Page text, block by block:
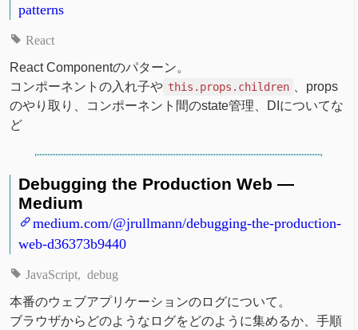
patterns
React
React Componentのパターン。
コンポーネントの入れ子や this.props.children
、props
のやり取り、コンポーネント間のstate管理、DIについてな
ど
Debugging the Production Web —
Medium
medium.com/@jrullmann/debugging-the-production-
web-d36373b9440
JavaScript debug
本番のウェブアプリケーションのログについて。
ブラウザからどのようなログをどのように集めるか、手順